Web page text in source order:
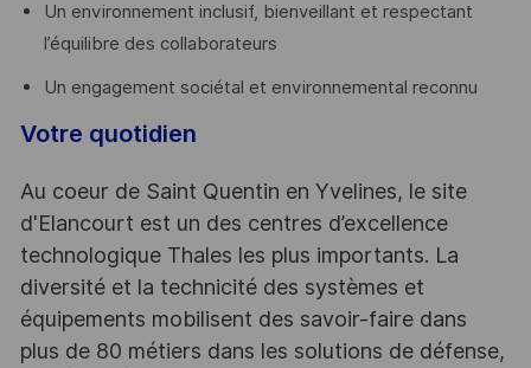
Un environnement inclusif, bienveillant et respectant
l’équilibre des collaborateurs
Un engagement sociétal et environnemental reconnu
Votre quotidien
Au coeur de Saint Quentin en Yvelines, le site
d'Elancourt est un des centres d’excellence
technologique Thales les plus importants. La
diversité et la technicité des systèmes et
équipements mobilisent des savoir-faire dans
plus de 80 métiers dans les solutions de défense,